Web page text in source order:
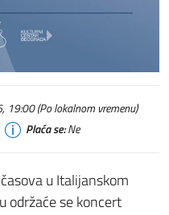
(Po lokalnom vremenu)
Plaća se:Ne
u Italijanskom
održaće se koncert